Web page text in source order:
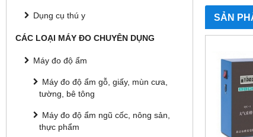
Dụng cụ thú y
CÁC LOẠI MÁY ĐO CHUYÊN DỤNG
Máy đo độ ẩm
Máy đo độ ẩm gỗ, giấy, mùn cưa,
tường, bê tông
Máy đo độ ẩm ngũ cốc, nông sản,
thực phẩm
SẢN